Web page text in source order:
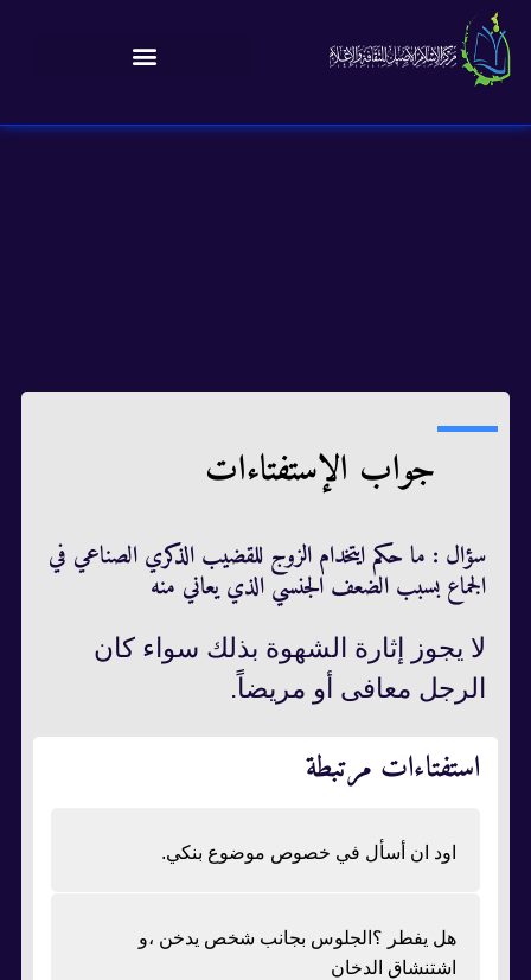
جواب الإستفتاءات
سؤال : ما حكم ايتخدام الزوج للقضيب الذكري الصناعي في
الجماع بسبب الضعف الجنسي الذي يعاني منه
لا يجوز إثارة الشهوة بذلك سواء‌ كان
الرجل معافى أو مريضاً.
استفتاءات مرتبطة
اود ان أسأل في خصوص موضوع بنكي.
هل يفطر ؟الجلوس بجانب شخص يدخن ،و
اشتنشاق الدخان